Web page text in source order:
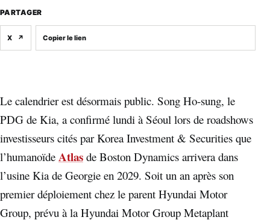
Le calendrier est désormais public. Song Ho-sung, le
PDG de Kia, a confirmé lundi à Séoul lors de roadshows
investisseurs cités par Korea Investment & Securities que
l’humanoïde Atlas de Boston Dynamics arrivera dans
l’usine Kia de Georgie en 2029. Soit un an après son
premier déploiement chez le parent Hyundai Motor
Group, prévu à la Hyundai Motor Group Metaplant
PARTAGER
X ↗ Copier le lien